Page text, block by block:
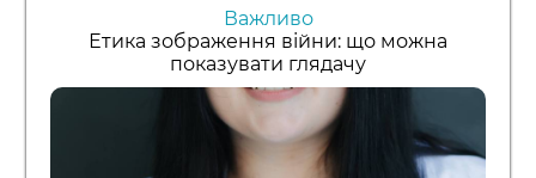
Важливо
Етика зображення війни: що можна
показувати глядачу